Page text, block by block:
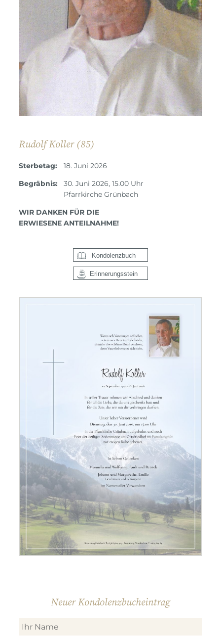
Rudolf Koller (85)
Sterbetag:
18. Juni 2026
Begräbnis:
30. Juni 2026, 15.00 Uhr
Pfarrkirche Grünbach
WIR DANKEN FÜR DIE
ERWIESENE ANTEILNAHME!
Kondolenzbuch
Erinnerungsstein
Neuer Kondolenzbucheintrag